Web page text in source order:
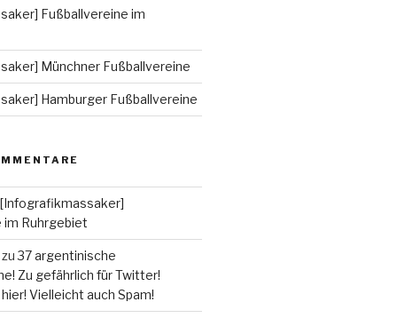
Fußballvereine im
Münchner Fußballvereine
Hamburger Fußballvereine
[Infografikmassaker]
im Ruhrgebiet
37 argentinische
Zu gefährlich für Twitter!
Vielleicht auch Spam!